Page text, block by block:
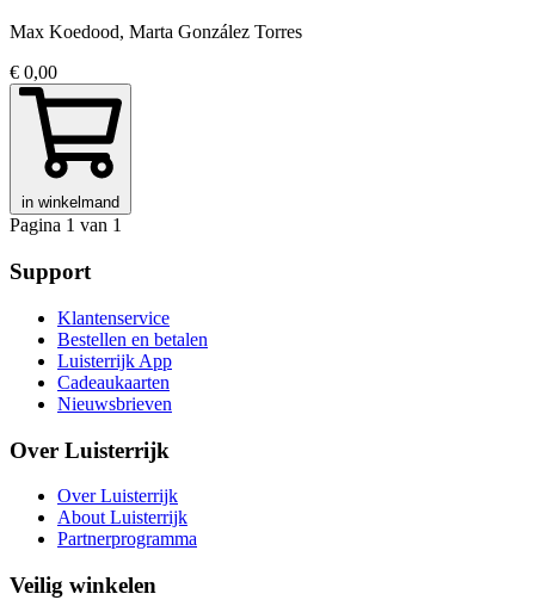
Max Koedood, Marta González Torres
€ 0,00
in winkelmand
Pagina 1 van 1
Support
Klantenservice
Bestellen en betalen
Luisterrijk App
Cadeaukaarten
Nieuwsbrieven
Over Luisterrijk
Over Luisterrijk
About Luisterrijk
Partnerprogramma
Veilig winkelen